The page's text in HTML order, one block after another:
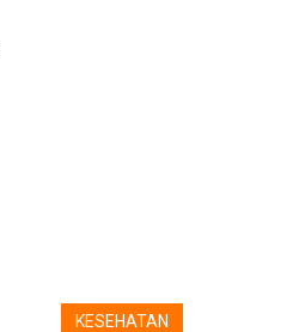
KESEHATAN